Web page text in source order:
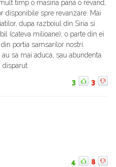
timp o masina pana o revand,
disponibile spre revanzare. Mai
dupa razboiul din Siria si
(cateva milioane), o parte din ei
portia samsarilor nostri.
sa mai aduca, sau abundenta
disparut
3 3
4 8